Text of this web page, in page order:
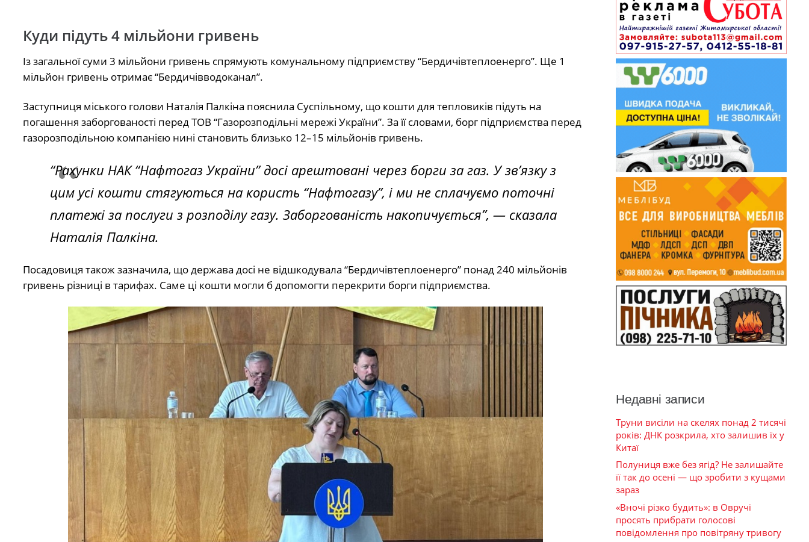
Куди підуть 4 мільйони гривень
Із загальної суми 3 мільйони гривень спрямують комунальному підприємству “Бердичівтеплоенерго”. Ще 1
мільйон гривень отримає “Бердичівводоканал”.
Заступниця міського голови Наталія Палкіна пояснила Суспільному, що кошти для тепловиків підуть на
погашення заборгованості перед ТОВ “Газорозподільні мережі України”. За її словами, борг підприємства перед
газорозподільною компанією нині становить близько 12–15 мільйонів гривень.
“Рахунки НАК “Нафтогаз України” досі арештовані через борги за газ. У зв’язку з
цим усі кошти стягуються на користь “Нафтогазу”, і ми не сплачуємо поточні
платежі за послуги з розподілу газу. Заборгованість накопичується”, — сказала
Наталія Палкіна.
Посадовиця також зазначила, що держава досі не відшкодувала “Бердичівтеплоенерго” понад 240 мільйонів
гривень різниці в тарифах. Саме ці кошти могли б допомогти перекрити борги підприємства.
Недавні записи
Труни висіли на скелях понад 2 тисячі
років: ДНК розкрила, хто залишив їх у
Китаї
Полуниця вже без ягід? Не залишайте
її так до осені — що зробити з кущами
зараз
«Вночі різко будить»: в Овручі
просять прибрати голосові
повідомлення про повітряну тривогу